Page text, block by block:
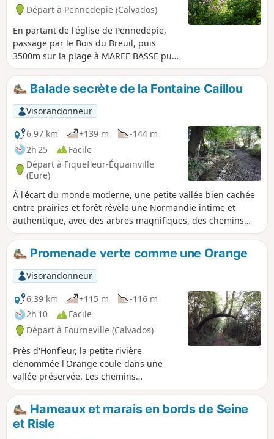
Départ à Pennedepie (Calvados)
En partant de l'église de Pennedepie,
passage par le Bois du Breuil, puis
3500m sur la plage à MAREE BASSE puis
retour par la campagne
Balade secrète de la Fontaine Caillou
Visorandonneur
6,97 km
+139 m
-144 m
2h 25
Facile
Départ à Fiquefleur-Équainville
(Eure)
À l'écart du monde moderne, une petite vallée bien cachée
entre prairies et forêt révèle une Normandie intime et
authentique, avec des arbres magnifiques, des chemins
creux, des sources fraîches, des chaumières typiques et des
paysages vallonnés. Cet itinéraire n'est pas balisé, d'où son
nom de "balade secrète": la géolocalisation est donc
conseillée.
Promenade verte comme une Orange
Visorandonneur
6,39 km
+115 m
-116 m
2h 10
Facile
Départ à Fourneville (Calvados)
Près d'Honfleur, la petite rivière
dénommée l'Orange coule dans une
vallée préservée. Les chemins
parcourent un paysage de prairies
closes de haies avec de belles maisons à
colombage, un vrai concentré de
Normandie.
Hameaux et marais en bords de Seine
et Risle